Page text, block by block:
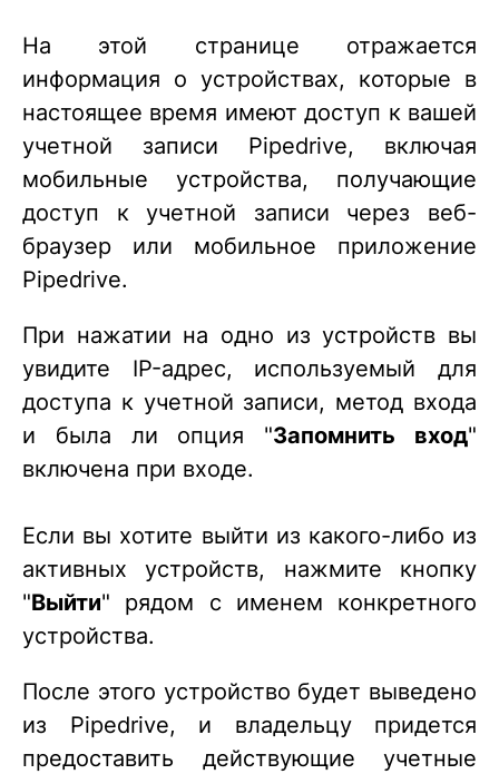
На этой странице отражается
информация о устройствах, которые в
настоящее время имеют доступ к вашей
учетной записи Pipedrive, включая
мобильные устройства, получающие
доступ к учетной записи через веб-
браузер или мобильное приложение
Pipedrive.
При нажатии на одно из устройств вы
увидите IP-адрес, используемый для
доступа к учетной записи, метод входа
и была ли опция "Запомнить вход"
включена при входе.
Если вы хотите выйти из какого-либо из
активных устройств, нажмите кнопку
"Выйти" рядом с именем конкретного
устройства.
После этого устройство будет выведено
из Pipedrive, и владельцу придется
предоставить действующие учетные